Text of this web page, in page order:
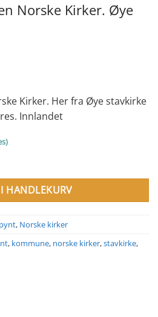
Norske Kirker. Øye
Kirker. Her fra Øye stavkirke
Innlandet
Kirker. Øye stavkirke, Vang antall
HANDLEKURV
, Norske kirker
, kommune, norske kirker,stavkirke,